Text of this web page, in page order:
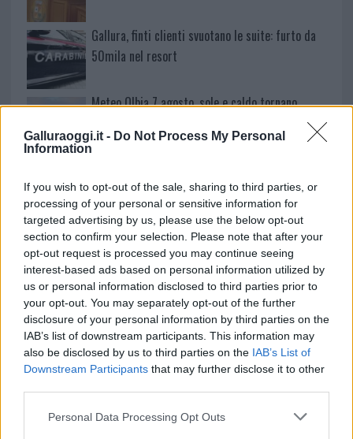
Galluraoggi.it - Do Not Process My Personal
Information
If you wish to opt-out of the sale, sharing to third parties, or
processing of your personal or sensitive information for
targeted advertising by us, please use the below opt-out
section to confirm your selection. Please note that after your
opt-out request is processed you may continue seeing
interest-based ads based on personal information utilized by
us or personal information disclosed to third parties prior to
your opt-out. You may separately opt-out of the further
disclosure of your personal information by third parties on the
IAB’s list of downstream participants. This information may
also be disclosed by us to third parties on the IAB’s List of
Downstream Participants that may further disclose it to other
Please note that this website/app uses one or more Google
Personal Data Processing Opt Outs
Gallura, finti clienti svuotano le suite: furto da
50mila nel resort
Meteo Olbia 7 agosto, sole e caldo tornano
fine agosto
Aggius conquista la classifica delle mete più
amate dell’estate 2026